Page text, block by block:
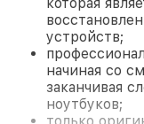
устройств;
начиная со
заканчивая
ноутбуков;